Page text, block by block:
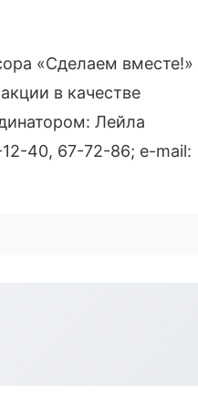
«Сделаем вместе!»
в качестве
Лейла
40, 67-72-86; e-mail: